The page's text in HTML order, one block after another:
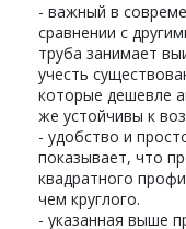
- важный в
сравнении с
труба занимает
учесть
которые дешевле
же устойчивы к
- удобство и
показывает, что
квадратного
чем круглого.
- указанная выше